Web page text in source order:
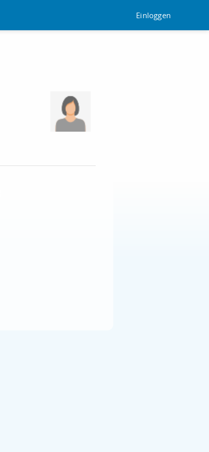
Einloggen